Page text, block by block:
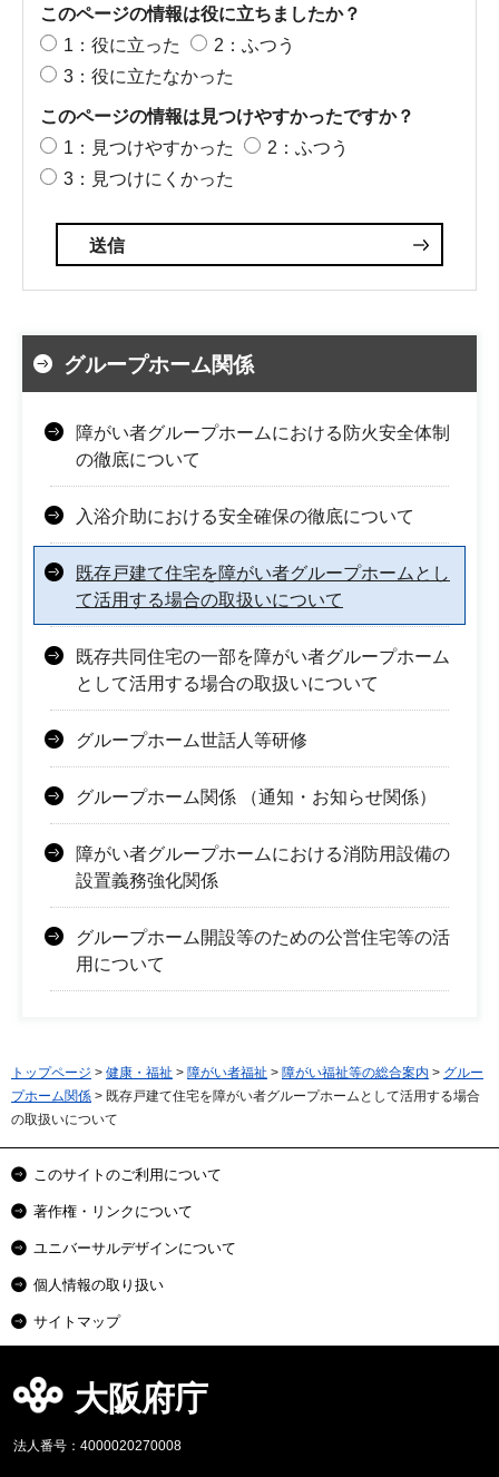
このページの情報は役に立ちましたか？
1：役に立った
2：ふつう
3：役に立たなかった
このページの情報は見つけやすかったですか？
1：見つけやすかった
2：ふつう
3：見つけにくかった
グループホーム関係
障がい者グループホームにおける防火安全体制
の徹底について
入浴介助における安全確保の徹底について
既存戸建て住宅を障がい者グループホームとし
て活用する場合の取扱いについて
既存共同住宅の一部を障がい者グループホーム
として活用する場合の取扱いについて
グループホーム世話人等研修
グループホーム関係 （通知・お知らせ関係）
障がい者グループホームにおける消防用設備の
設置義務強化関係
グループホーム開設等のための公営住宅等の活
用について
トップページ > 健康・福祉 > 障がい者福祉 > 障がい福祉等の総合案内 > グルー
プホーム関係 > 既存戸建て住宅を障がい者グループホームとして活用する場合
の取扱いについて
このサイトのご利用について
著作権・リンクについて
ユニバーサルデザインについて
個人情報の取り扱い
サイトマップ
大阪府庁
法人番号：4000020270008